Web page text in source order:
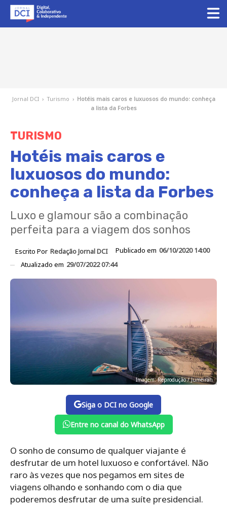
Jornal DCI › Turismo › Hotéis mais caros e luxuosos do mundo: conheça
a lista da Forbes
TURISMO
Hotéis mais caros e
luxuosos do mundo:
conheça a lista da Forbes
Luxo e glamour são a combinação
perfeita para a viagem dos sonhos
Escrito Por Redação Jornal DCI Publicado em 06/10/2020 14:00
Atualizado em 29/07/2022 07:44
Imagem: Reprodução / Jumeirah
Siga o DCI no Google
Entre no canal do WhatsApp
O sonho de consumo de qualquer viajante é
desfrutar de um hotel luxuoso e confortável. Não
raro às vezes que nos pegamos em sites de
viagens olhando e sonhando com o dia que
poderemos desfrutar de uma suíte presidencial.